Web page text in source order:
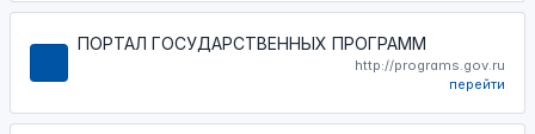
ПОРТАЛ ГОСУДАРСТВЕННЫХ ПРОГРАММ
http://programs.gov.ru
перейти